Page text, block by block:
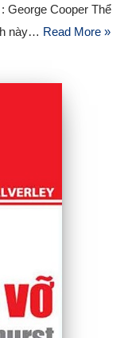
George Cooper Thể
này… Read More »